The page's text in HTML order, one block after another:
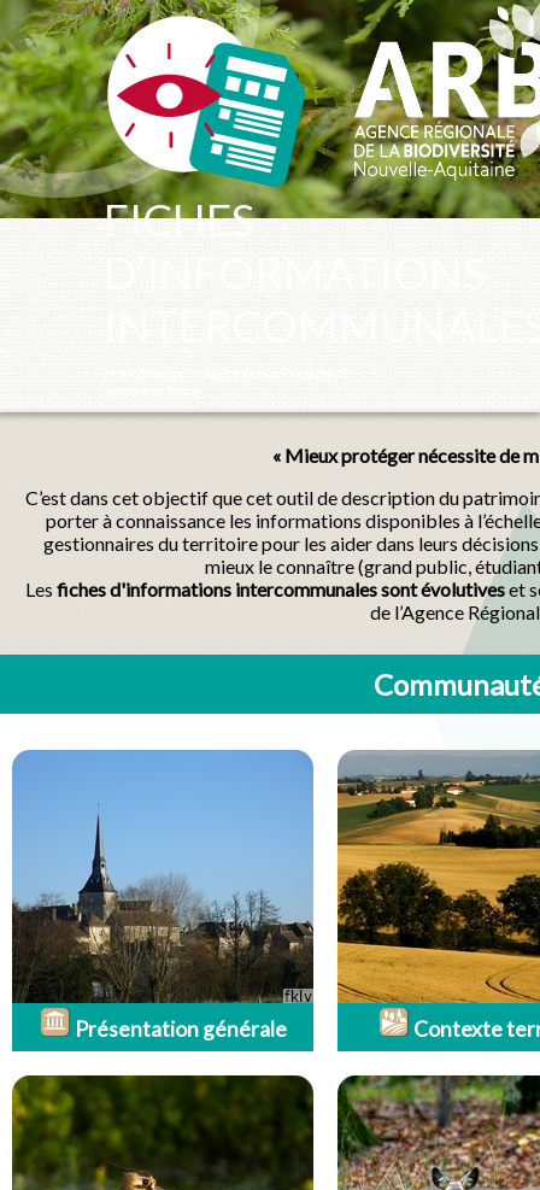
FICHES
« Mieux protéger nécessite de
C’est dans cet objectif que cet outil de description du
porter à connaissance les informations disponibles à
gestionnaires du territoire pour les aider dans leurs
mieux le connaître (grand public,
Les fiches d'informations intercommunales sont évolutiveset
de l’Agence
Présentation générale Contexte
Panneau de gestion des cookies